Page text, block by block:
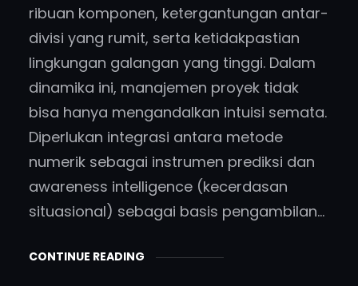
ribuan komponen, ketergantungan antar-
divisi yang rumit, serta ketidakpastian
lingkungan galangan yang tinggi. Dalam
dinamika ini, manajemen proyek tidak
bisa hanya mengandalkan intuisi semata.
Diperlukan integrasi antara metode
numerik sebagai instrumen prediksi dan
awareness intelligence (kecerdasan
situasional) sebagai basis pengambilan…
CONTINUE READING